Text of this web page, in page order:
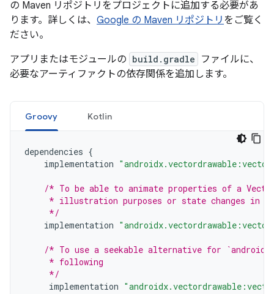
の Maven リポジトリをプロジェクトに追加する必要があ
ります。詳しくは、 Google の Maven リポジトリ をご覧く
ださい。
アプリまたはモジュールの build.gradle
ファイルに、
必要なアーティファクトの依存関係を追加します。
Groovy Kotlin
dependencies {
implementation
/* To be able to animate properties of a
* illustration purposes or state changes in
     */
implementation
/* To use a seekable alternative for
     * following
     */
implementation